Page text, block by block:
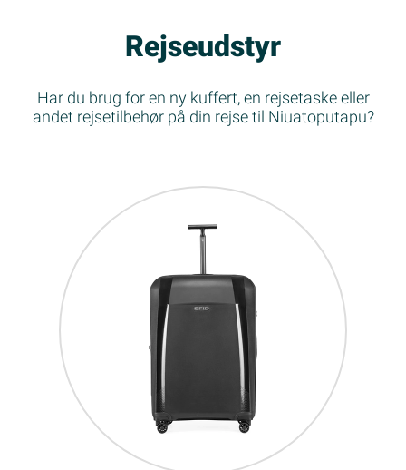
Rejseudstyr
Har du brug for en ny kuffert, en rejsetaske eller
andet rejsetilbehør på din rejse til Niuatoputapu?